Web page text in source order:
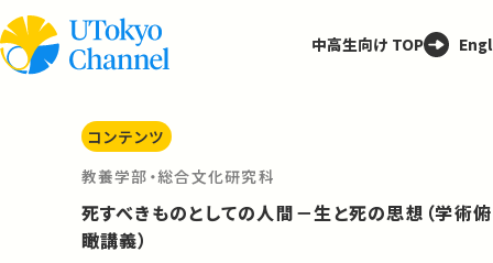
中高生向け TOP
コンテンツ
教養学部・総合文化研究科
死すべきものとしての人間－生と死の思想（学術俯
瞰講義）